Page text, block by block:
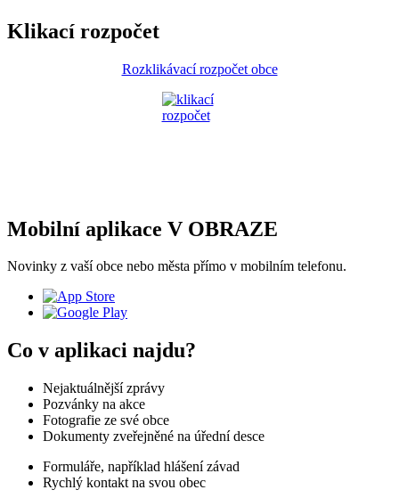
Klikací rozpočet
Rozklikávací rozpočet obce
Mobilní aplikace V OBRAZE
Novinky z vaší obce nebo města přímo v mobilním telefonu.
Co v aplikaci najdu?
Nejaktuálnější zprávy
Pozvánky na akce
Fotografie ze své obce
Dokumenty zveřejněné na úřední desce
Formuláře, například hlášení závad
Rychlý kontakt na svou obec